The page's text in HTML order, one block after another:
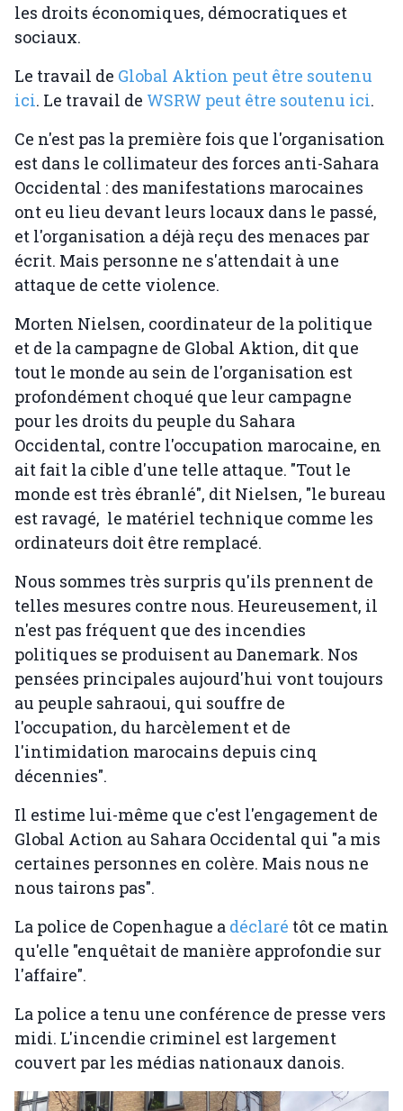
les droits économiques, démocratiques et
sociaux.
Le travail de Global Aktion peut être soutenu
ici. Le travail de WSRW peut être soutenu ici.
Ce n'est pas la première fois que l'organisation
est dans le collimateur des forces anti-Sahara
Occidental : des manifestations marocaines
ont eu lieu devant leurs locaux dans le passé,
et l'organisation a déjà reçu des menaces par
écrit. Mais personne ne s'attendait à une
attaque de cette violence.
Morten Nielsen, coordinateur de la politique
et de la campagne de Global Aktion, dit que
tout le monde au sein de l'organisation est
profondément choqué que leur campagne
pour les droits du peuple du Sahara
Occidental, contre l'occupation marocaine, en
ait fait la cible d'une telle attaque. "Tout le
monde est très ébranlé", dit Nielsen, "le bureau
est ravagé, le matériel technique comme les
ordinateurs doit être remplacé.
Nous sommes très surpris qu'ils prennent de
telles mesures contre nous. Heureusement, il
n'est pas fréquent que des incendies
politiques se produisent au Danemark. Nos
pensées principales aujourd'hui vont toujours
au peuple sahraoui, qui souffre de
l'occupation, du harcèlement et de
l'intimidation marocains depuis cinq
décennies".
Il estime lui-même que c'est l'engagement de
Global Action au Sahara Occidental qui "a mis
certaines personnes en colère. Mais nous ne
nous tairons pas".
La police de Copenhague a déclaré tôt ce matin
qu'elle "enquêtait de manière approfondie sur
l'affaire".
La police a tenu une conférence de presse vers
midi. L'incendie criminel est largement
couvert par les médias nationaux danois.